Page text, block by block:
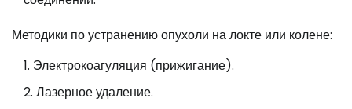
Методики по устранению опухоли на локте или колене:
Электрокоагуляция (прижигание).
Лазерное удаление.